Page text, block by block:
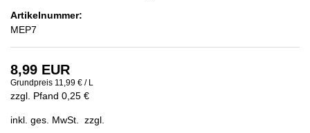
Artikelnummer:
MEP7
8,99 EUR
Grundpreis 11,99 € / L
zzgl. Pfand 0,25 €
inkl. ges. MwSt. zzgl.